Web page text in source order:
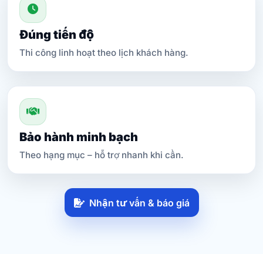
Đúng tiến độ
Thi công linh hoạt theo lịch khách hàng.
Bảo hành minh bạch
Theo hạng mục – hỗ trợ nhanh khi cần.
Nhận tư vấn & báo giá